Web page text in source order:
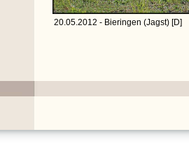
20.05.2012 - Bieringen (Jagst) [D]